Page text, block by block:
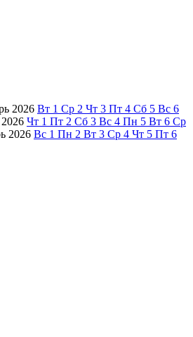
2026 Вт 1 Ср 2 Чт 3 Пт 4 Сб 5 Вс 6
2026 Чт 1 Пт 2 Сб 3 Вс 4 Пн 5 Вт 6 Ср
2026 Вс 1 Пн 2 Вт 3 Ср 4 Чт 5 Пт 6